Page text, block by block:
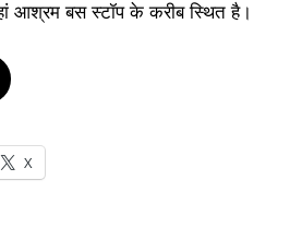
आश्रम बस स्टॉप के करीब स्थित है।
X